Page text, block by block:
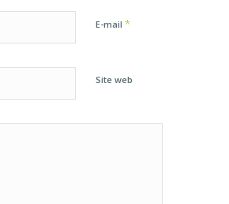
E-mail *
Site web